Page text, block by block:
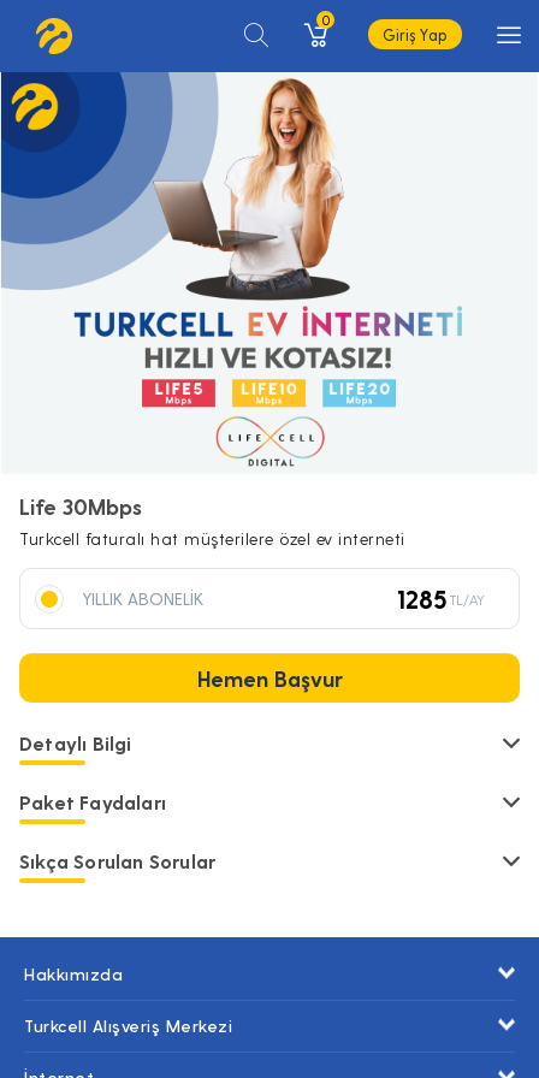
0
Giriş Yap
Life 30Mbps
Turkcell faturalı hat müşterilere özel ev interneti
YILLIK ABONELİK 1285 TL/AY
Hemen Başvur
Detaylı Bilgi
Paket Faydaları
Sıkça Sorulan Sorular
Hakkımızda
Turkcell Alışveriş Merkezi